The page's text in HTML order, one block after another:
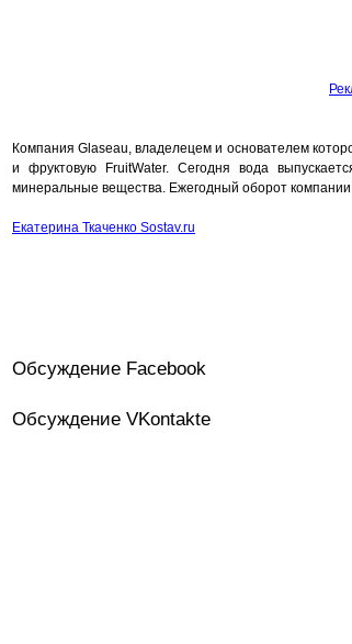
Компания Glaseau, владелецем и основателем
и фруктовую FruitWater. Сегодня вода
минеральные вещества. Ежегодный оборот
Екатерина Ткаченко Sostav.ru
Обсуждение Facebook
Обсуждение VKontakte